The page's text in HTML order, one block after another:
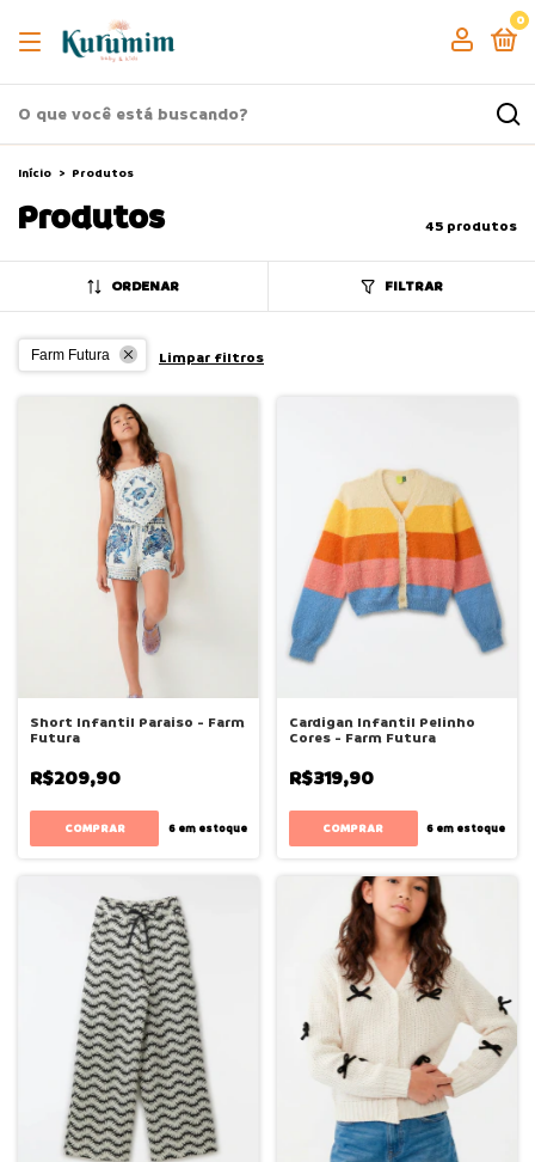
0
Início > Produtos
Produtos 45 produtos
ORDENAR FILTRAR
Farm Futura Limpar filtros
Short Infantil Paraiso - Farm
Futura
R$209,90
COMPRAR 6em estoque
Cardigan Infantil Pelinho
Cores - Farm Futura
R$319,90
COMPRAR 6 em estoque